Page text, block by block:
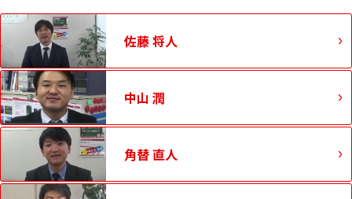
佐藤 将人
中山 潤
角替 直人